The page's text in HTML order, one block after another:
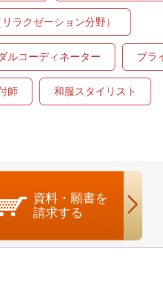
ラクゼーション分野）
ルコーディネーター ブラ
師 和服スタイリスト
資料・願書を
請求する